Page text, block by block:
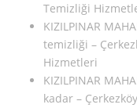
Temizliği
KIZILPINAR
temizliği –
Hizmetleri
KIZILPINAR
kadar –